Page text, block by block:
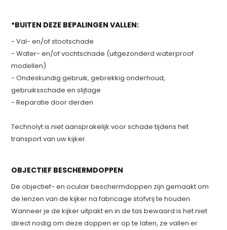
*BUITEN DEZE BEPALINGEN VALLEN:
- Val- en/of stootschade
- Water- en/of vochtschade (uitgezonderd waterproof
modellen)
- Ondeskundig gebruik, gebrekkig onderhoud,
gebruiksschade en slijtage
- Reparatie door derden
Technolyt is niet aansprakelijk voor schade tijdens het
transport van uw kijker.
OBJECTIEF BESCHERMDOPPEN
De objectief- en oculair beschermdoppen zijn gemaakt om
de lenzen van de kijker na fabricage stofvrij te houden.
Wanneer je de kijker uitpakt en in de tas bewaard is het niet
direct nodig om deze doppen er op te laten, ze vallen er